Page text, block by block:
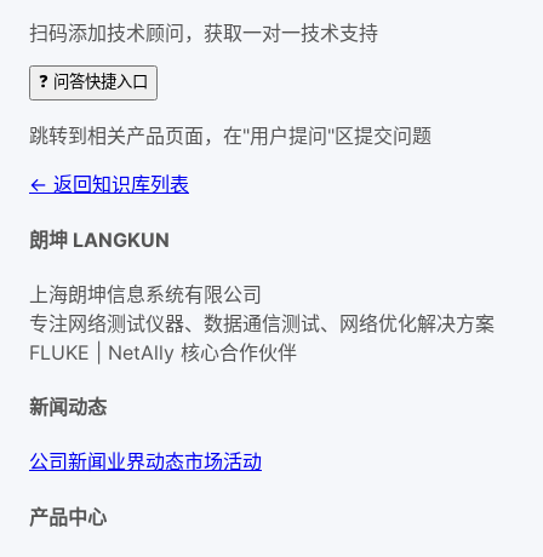
扫码添加技术顾问，获取一对一技术支持
❓ 问答快捷入口
跳转到相关产品页面，在"用户提问"区提交问题
← 返回知识库列表
朗坤 LANGKUN
上海朗坤信息系统有限公司
专注网络测试仪器、数据通信测试、网络优化解决方案
FLUKE | NetAlly 核心合作伙伴
新闻动态
公司新闻业界动态市场活动
产品中心